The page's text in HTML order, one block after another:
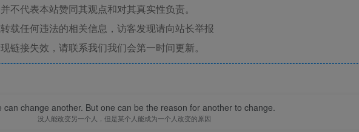
不代表本站赞同其观点和对其真实性负责。
载任何违法的相关信息，访客发现请向站长举报
链接失效，请联系我们我们会第一时间更新。
can change another. But one can be the reason for another to change.
没人能改变另一个人，但是某个人能成为一个人改变的原因